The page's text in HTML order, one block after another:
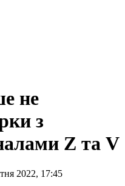
не
з
Z та V
2022, 17:45